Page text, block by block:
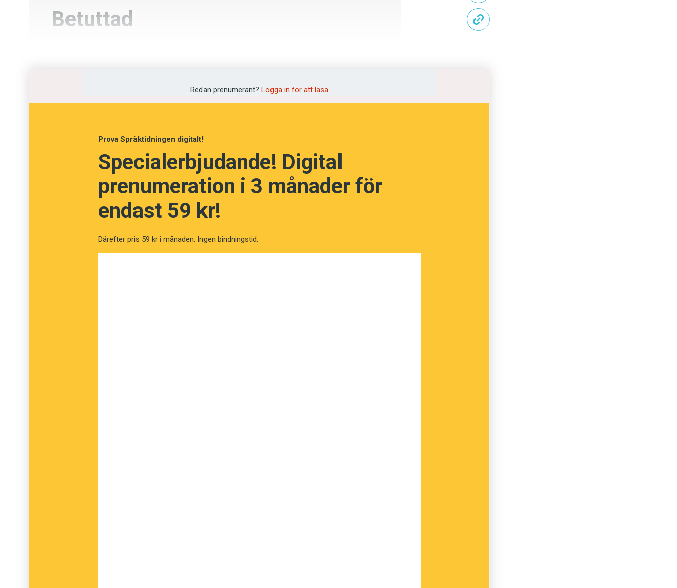
Betuttad
NÄSTA FRÅGA
Redan prenumerant? Logga in för att läsa
Prova Språktidningen digitalt!
Specialerbjudande! Digital
prenumeration i 3 månader för
endast 59 kr!
Därefter pris 59 kr i månaden. Ingen bindningstid.